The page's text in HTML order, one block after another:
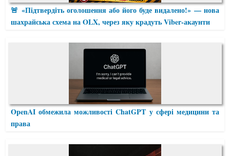
🚨 «Підтвердіть оголошення або його буде видалено!» — нова
шахрайська схема на OLX, через яку крадуть Viber-акаунти
OpenAI обмежила можливості ChatGPT у сфері медицини та
права